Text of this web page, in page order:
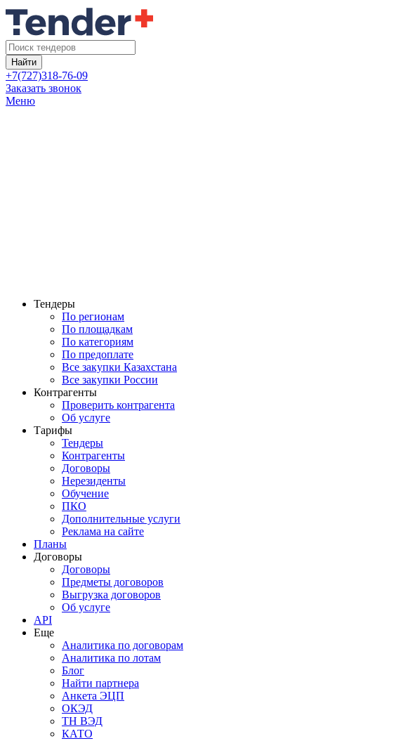
Найти
+7(727)318-76-09
Заказать звонок
Меню
Тендеры
По регионам
По площадкам
По категориям
По предоплате
Все закупки Казахстана
Все закупки России
Контрагенты
Проверить контрагента
Об услуге
Тарифы
Тендеры
Контрагенты
Договоры
Нерезиденты
Обучение
ПКО
Дополнительные услуги
Реклама на сайте
Планы
Договоры
Договоры
Предметы договоров
Выгрузка договоров
Об услуге
API
Еще
Аналитика по договорам
Аналитика по лотам
Блог
Найти партнера
Анкета ЭЦП
ОКЭД
ТН ВЭД
КАТО